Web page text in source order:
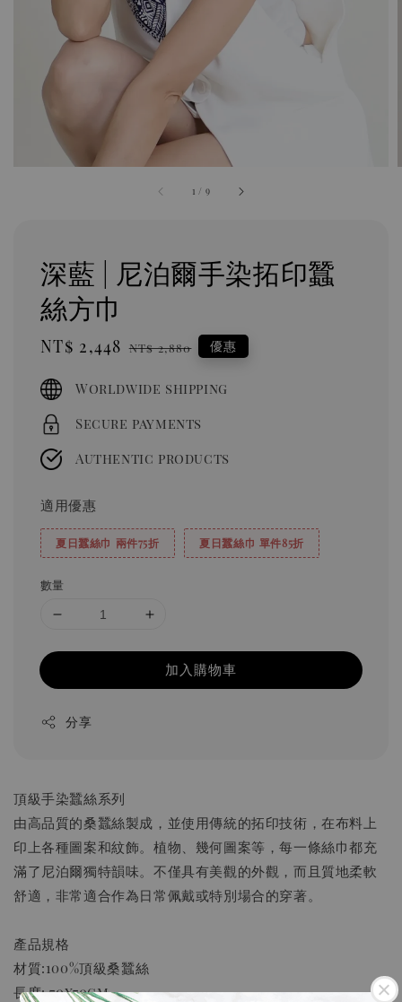
1 / 9
深藍 | 尼泊爾手染拓印蠶
絲方巾
Sale
NT$ 2,448 Regular
NT$ 2,880 優惠
Worldwide shipping
Secure payments
Authentic products
適用優惠
夏日蠶絲巾 兩件75折 夏日蠶絲巾 單件85折
數量
加入購物車
分享
頂級手染蠶絲系列
由高品質的桑蠶絲製成，並使用傳統的拓印技術，在布料上
印上各種圖案和紋飾。植物、幾何圖案等，每一條絲巾都充
滿了尼泊爾獨特韻味。不僅具有美觀的外觀，而且質地柔軟
舒適，非常適合作為日常佩戴或特別場合的穿著。
產品規格
材質:100%頂級桑蠶絲
長度: 70x70cm